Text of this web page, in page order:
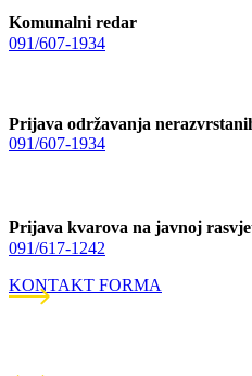
Komunalni redar
091/607-1934
Prijava održavanja
091/607-1934
Prijava kvarova na javnoj
091/617-1242
KONTAKT FORMA